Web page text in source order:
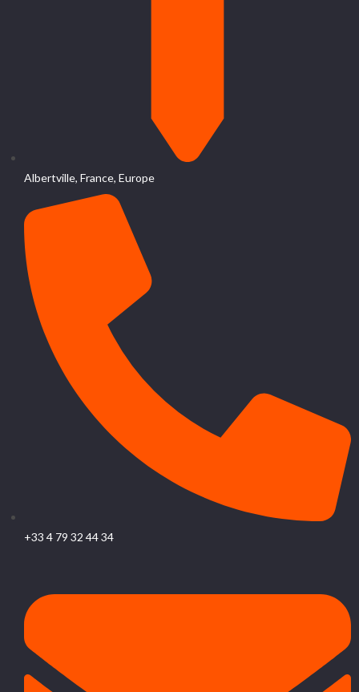
Albertville, France, Europe
+33 4 79 32 44 34